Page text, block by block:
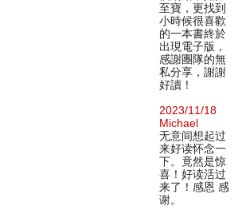
至寶，更找到
小時候很喜歡
的一本書終於
出現電子版，
感謝團隊的無
私分享，謝謝
好讀！
2023/11/18
Michael
无意间想起过
来好读怀念一
下。竟然是惊
喜！好读活过
来了！感恩 感
谢。